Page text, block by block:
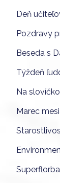
Deň
Pozdravy
Beseda s
Týždeň
Na
Marec